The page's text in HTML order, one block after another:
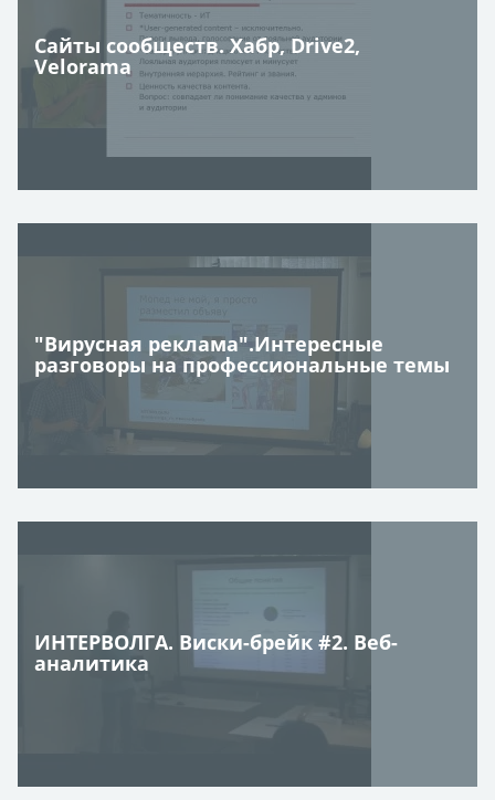
Сайты сообществ. Хабр, Drive2,
Velorama
"Вирусная реклама".Интересные
разговоры на профессиональные темы
ИНТЕРВОЛГА. Виски-брейк #2. Веб-
аналитика